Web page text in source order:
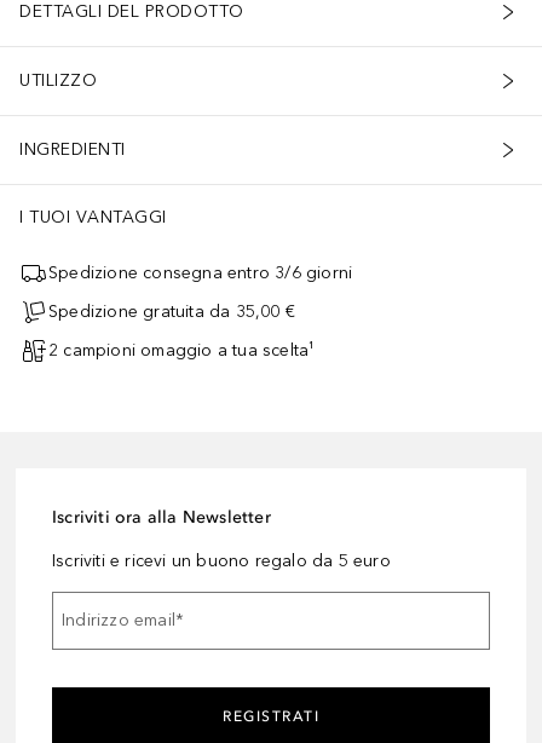
DETTAGLI DEL PRODOTTO
UTILIZZO
INGREDIENTI
I TUOI VANTAGGI
Spedizione consegna entro 3/6 giorni
Spedizione gratuita da 35,00 €
2 campioni omaggio a tua scelta¹
Iscriviti ora alla Newsletter
Iscriviti e ricevi un buono regalo da 5 euro
Indirizzo email*
REGISTRATI